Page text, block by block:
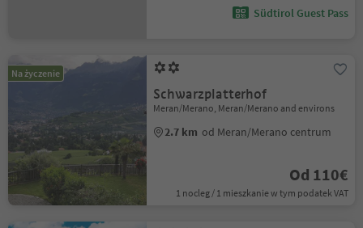
Südtirol Guest Pass
Na życzenie
Schwarzplatterhof
Meran/Merano, Meran/Merano and environs
2.7 km od Meran/Merano centrum
Od 110€
1 nocleg / 1 mieszkanie w tym podatek VAT